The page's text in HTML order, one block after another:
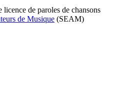
licence de paroles de chansons
de Musique (SEAM)